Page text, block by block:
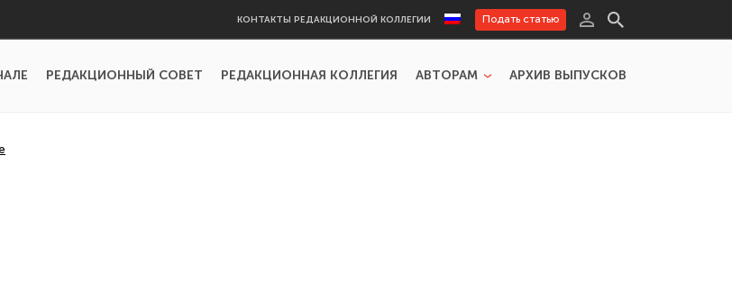
КОНТАКТЫ РЕДАКЦИОННОЙ КОЛЛЕГИИ Подать статью
РЕДАКЦИОННЫЙ СОВЕТ РЕДАКЦИОННАЯ КОЛЛЕГИЯ АВТОРАМ АРХИВ ВЫПУСКОВ